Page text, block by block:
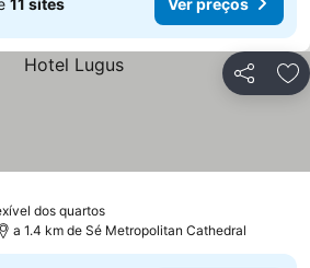
Partilhar
dos quartos
a 1.4 km de Sé Metropolitan Cathedral